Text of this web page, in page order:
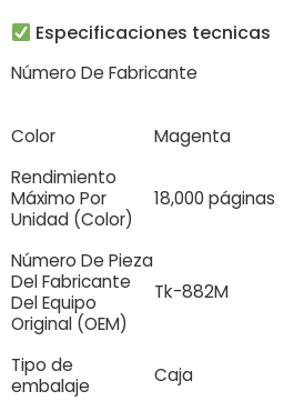
Especificaciones tecnicas
Número De Fabricante
Color
Magenta
Rendimiento
Máximo Por
Unidad (Color)
18,000 páginas
Número De Pieza
Del Fabricante
Del Equipo
Original (OEM)
Tk-882M
Tipo de
embalaje
Caja